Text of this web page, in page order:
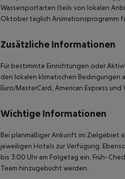
Wassersportarten (teils von lokalen
Oktober täglich Animationsprogramm
Zusätzliche Informationen
Für bestimmte Einrichtungen oder
den lokalen klimatischen Bedingungen
Euro/MasterCard, American Express und
Wichtige Informationen
Bei planmäßiger Ankunft im Zielgebiet
jeweiligen Hotels zur Verfügung.
bis 3:00 Uhr am Folgetag ein. Früh-
Team hinzugebucht werden.